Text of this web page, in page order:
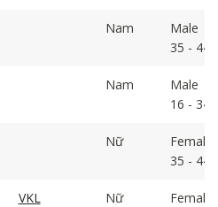
Nam
Male
35 - 44
Nam
Male
16 - 34
Nữ
Female
35 - 44
VKL
Nữ
Female